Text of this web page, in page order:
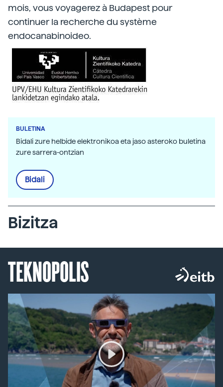
mois, vous voyagerez à Budapest pour
continuer la recherche du système
endocanabinoideo.
BULETINA
Bidali zure helbide elektronikoa eta jaso asteroko buletina
zure sarrera-ontzian
Bidali
Bizitza
TEKNOPOLIS